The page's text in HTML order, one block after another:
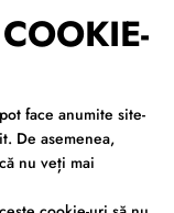
face anumite site-
De asemenea,
nu veți mai